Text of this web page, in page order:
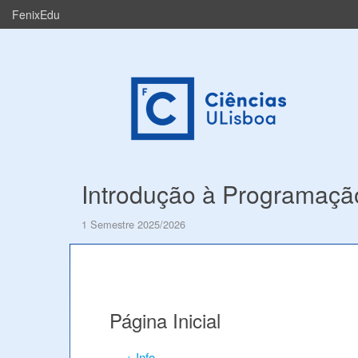
FenixEdu
Introdução à
1 Semestre 2025/2026
Página Inicial